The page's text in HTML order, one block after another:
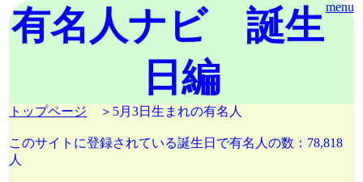
menu
有名人ナビ 誕生
日編
トップページ ＞5月3日生まれの有名人
このサイトに登録されている誕生日で有名人の数：78,818
人